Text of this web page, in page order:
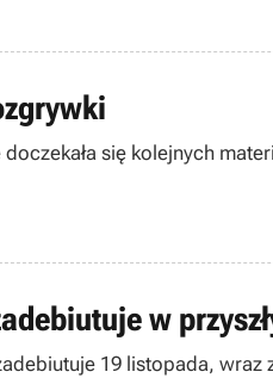
się kolejnych
w
19 listopada, wraz